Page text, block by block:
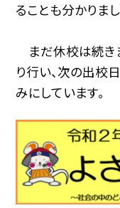
ることも分かりま
まだ休校は続き
り行い、次の出校
みにしています。